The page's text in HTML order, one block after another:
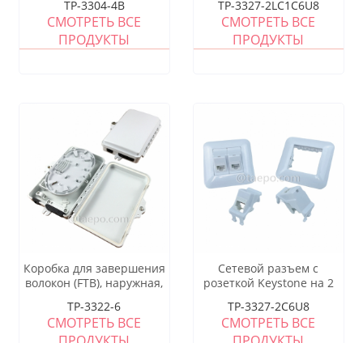
помещений, SC, 4
волокна, пластиковый
корпус, откидная крышка
TP-3304-4B
СМОТРЕТЬ ВСЕ
ПРОДУКТЫ
UTP 8P8C
TP-3327-2LC1C6U8
СМОТРЕТЬ ВСЕ
ПРОДУКТЫ
Коробка для завершения
волокон (FTB), наружная,
пластиковый корпус
TP-3322-6
СМОТРЕТЬ ВСЕ
Сетевой разъем с
розеткой Keystone на 2
TP-3327-2C6U8
СМОТРЕТЬ ВСЕ